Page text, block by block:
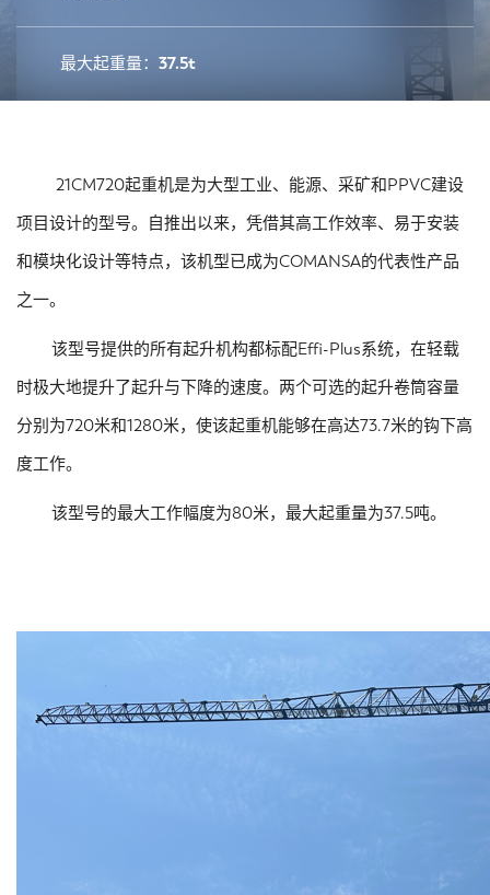
最大起重量：37.5t
21CM720起重机是为大型工业、能源、采矿和PPVC建设
项目设计的型号。自推出以来，凭借其高工作效率、易于安装
和模块化设计等特点，该机型已成为COMANSA的代表性产品
之一。
该型号提供的所有起升机构都标配Effi-Plus系统，在轻载
时极大地提升了起升与下降的速度。两个可选的起升卷筒容量
分别为720米和1280米，使该起重机能够在高达73.7米的钩下高
度工作。
该型号的最大工作幅度为80米，最大起重量为37.5吨。